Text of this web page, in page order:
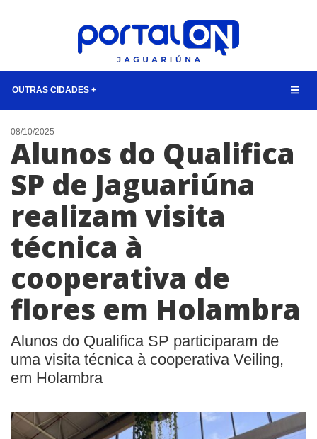
OUTRAS CIDADES +
NOTÍCIAS
LISTA DIGITAL
CONTATO
08/10/2025
Alunos do Qualifica
SP de Jaguariúna
realizam visita
técnica à
cooperativa de
flores em Holambra
Alunos do Qualifica SP participaram de
uma visita técnica à cooperativa Veiling,
em Holambra